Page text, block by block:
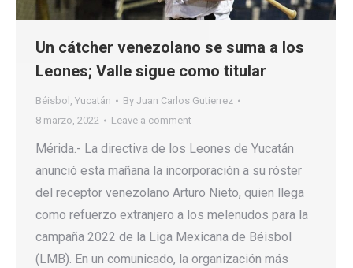
Un cátcher venezolano se suma a los
Leones; Valle sigue como titular
Béisbol , Yucatán By Juan Carlos Gutierrez
8 marzo, 2022
Leave a comment
Mérida.- La directiva de los Leones de Yucatán
anunció esta mañana la incorporación a su róster
del receptor venezolano Arturo Nieto, quien llega
como refuerzo extranjero a los melenudos para la
campaña 2022 de la Liga Mexicana de Béisbol
(LMB). En un comunicado, la organización más